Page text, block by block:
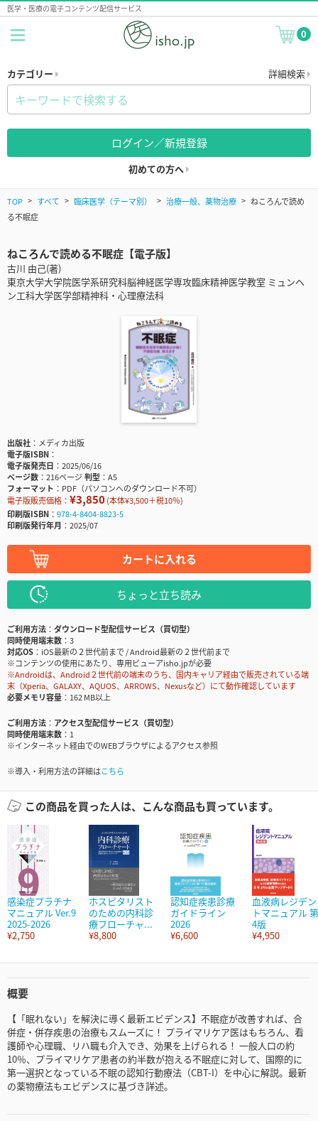
医学・医療の電子コンテンツ配信サービス
0
カテゴリー 詳細検索
ログイン／新規登録
初めての方へ
TOP すべて 臨床医学（テーマ別） 治療一般、薬物治療
ねころんで読め
る不眠症
ねころんで読める不眠症【電子版】
古川 由己(著)
東京大学大学院医学系研究科脳神経医学専攻臨床精神医学教室 ミュンヘ
ン工科大学医学部精神科・心理療法科
出版社
メディカ出版
電子版ISBN
電子版発売日
2025/06/16
ページ数
216ページ判型
A5
フォーマット
PDF（パソコンへのダウンロード不可）
電子版販売価格： ¥3,850(本体¥3,500＋税10％)
印刷版ISBN
978-4-8404-8823-5
印刷版発行年月
2025/07
カートに入れる
ちょっと立ち読み
ご利用方法
ダウンロード型配信サービス（買切型）
同時使用端末数
3
対応OS
iOS最新の２世代前まで / Android最新の２世代前まで
※コンテンツの使用にあたり、専用ビューアisho.jpが必要
※Androidは、Android２世代前の端末のうち、国内キャリア経由で販売されている端
末（Xperia、GALAXY、AQUOS、ARROWS、Nexusなど）にて動作確認しています
必要メモリ容量
162 MB以上
ご利用方法
アクセス型配信サービス（買切型）
同時使用端末数
1
※インターネット経由でのWEBブラウザによるアクセス参照
※導入・利用方法の詳細はこちら
この商品を買った人は、こんな商品も買っています。
感染症プラチナ
マニュアル Ver.9
2025-2026
¥2,750
ホスピタリスト
のための内科診
療フローチャ...
¥8,800
認知症疾患診療
ガイドライン
2026
¥6,600
血液病レジデン
トマニュアル 第
4版
¥4,950
概要
【「眠れない」を解決に導く最新エビデンス】不眠症が改善すれば、合
併症・併存疾患の治療もスムーズに！ プライマリケア医はもちろん、看
護師や心理職、リハ職も介入でき、効果を上げられる！ 一般人口の約
10％、プライマリケア患者の約半数が抱える不眠症に対して、国際的に
第一選択となっている不眠の認知行動療法（CBT-I）を中心に解説。最新
の薬物療法もエビデンスに基づき詳述。